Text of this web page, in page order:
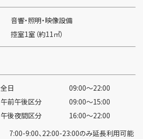
音響・照明・映像設備
控室1室（約11㎡）
全日
午前午後区分
午後夜間区分
09:00～22:00
09:00～15:00
16:00～22:00
7:00-9:00、22:00-23:00のみ延長利用可能